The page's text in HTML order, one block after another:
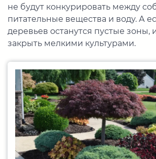
не будут конкурировать между
питательные вещества и воду. А
деревьев останутся пустые зоны,
закрыть мелкими культурами.